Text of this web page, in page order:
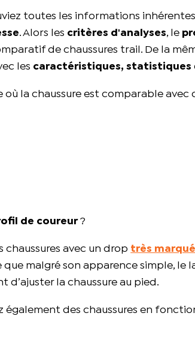
toutes les informations
. Alors les critères d'analyses, le
de chaussures trail. De la
les caractéristiques, statistiques
la chaussure est comparable avec
de coureur?
chaussures avec un drop très marqué
malgré son apparence simple, le
d’ajuster la chaussure au pied.
également des chaussures en